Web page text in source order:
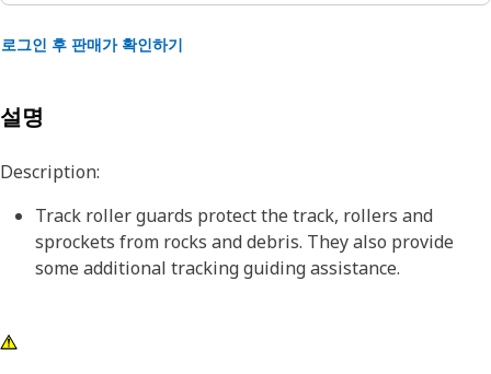
로그인 후 판매가 확인하기
설명
Description:
Track roller guards protect the track, rollers and
sprockets from rocks and debris. They also provide
some additional tracking guiding assistance.